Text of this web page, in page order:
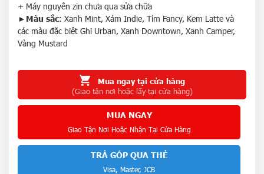
+ Máy nguyên zin chưa qua sửa chữa
► Màu sắc: Xanh Mint, Xám Indie, Tím Fancy, Kem Latte và
các màu đặc biệt Ghi Urban, Xanh Downtown, Xanh Camper,
Vàng Mustard
Mua ngay tại cửa hàng
(Giao tận nơi hoặc lấy tại cửa hàng)
MUA NGAY
Giao Tận Nơi Hoặc Nhận Tại Cửa Hàng
TRẢ GÓP QUA THẺ
Visa, Master, JCB